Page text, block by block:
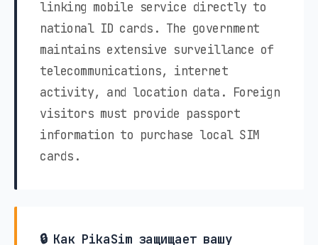
linking mobile service directly to
national ID cards. The government
maintains extensive surveillance of
telecommunications, internet
activity, and location data. Foreign
visitors must provide passport
information to purchase local SIM
cards.
🔒 Как PikaSim защищает вашу